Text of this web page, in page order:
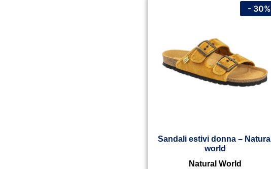
Sandali estivi donna – Natural
world
Natural World
- 30%